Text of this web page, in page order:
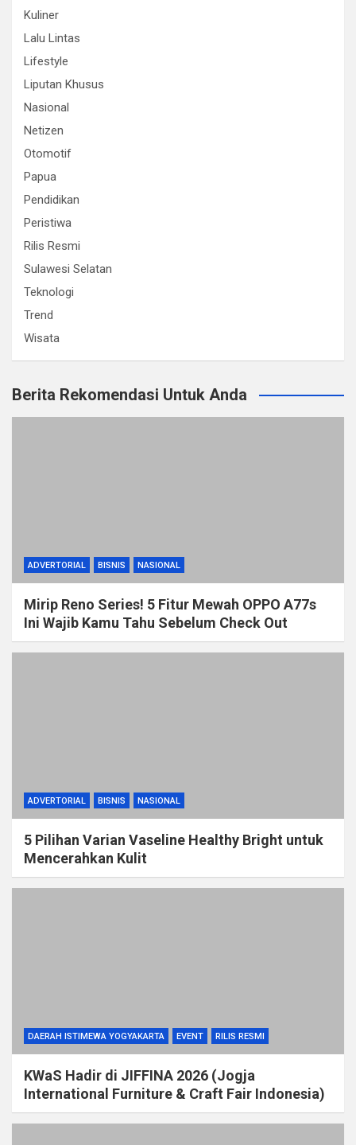
Kuliner
Lalu Lintas
Lifestyle
Liputan Khusus
Nasional
Netizen
Otomotif
Papua
Pendidikan
Peristiwa
Rilis Resmi
Sulawesi Selatan
Teknologi
Trend
Wisata
Berita Rekomendasi Untuk Anda
ADVERTORIAL BISNIS NASIONAL
Mirip Reno Series! 5 Fitur Mewah OPPO A77s
Ini Wajib Kamu Tahu Sebelum Check Out
ADVERTORIAL BISNIS NASIONAL
5 Pilihan Varian Vaseline Healthy Bright untuk
Mencerahkan Kulit
DAERAH ISTIMEWA YOGYAKARTA EVENT RILIS RESMI
KWaS Hadir di JIFFINA 2026 (Jogja
International Furniture & Craft Fair Indonesia)